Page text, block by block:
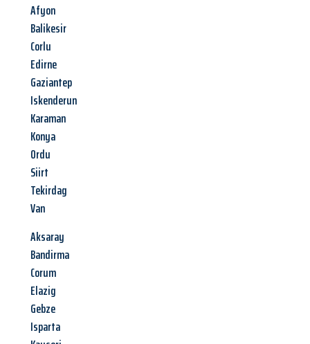
Afyon
Balikesir
Corlu
Edirne
Gaziantep
Iskenderun
Karaman
Konya
Ordu
Siirt
Tekirdag
Van
Aksaray
Bandirma
Corum
Elazig
Gebze
Isparta